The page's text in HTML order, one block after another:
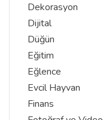
Dekorasyon
Dijital
Düğün
Eğitim
Eğlence
Evcil Hayvan
Finans